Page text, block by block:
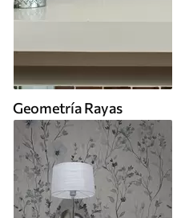
Geometría Rayas